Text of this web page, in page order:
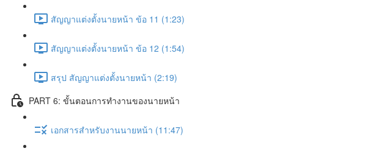
สัญญาแต่งตั้งนายหน้า ข้อ 11 (1:23)
สัญญาแต่งตั้งนายหน้า ข้อ 12 (1:54)
สรุป สัญญาแต่งตั้งนายหน้า (2:19)
PART 6: ขั้นตอนการทำงานของนายหน้า
เอกสารสำหรับงานนายหน้า (11:47)